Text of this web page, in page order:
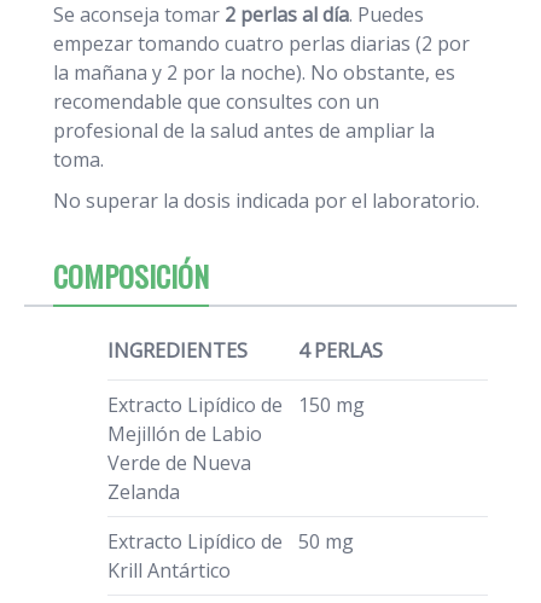
Se aconseja tomar 2 perlas al día. Puedes
empezar tomando cuatro perlas diarias (2 por
la mañana y 2 por la noche). No obstante, es
recomendable que consultes con un
profesional de la salud antes de ampliar la
toma.
No superar la dosis indicada por el laboratorio.
COMPOSICIÓN
INGREDIENTES 4 PERLAS
Extracto Lipídico de
Mejillón de Labio
Verde de Nueva
Zelanda
150 mg
Extracto Lipídico de
Krill Antártico
50 mg